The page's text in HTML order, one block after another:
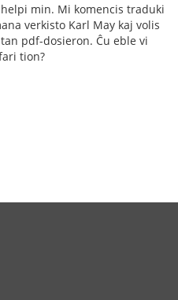
min. Mi komencis traduki
verkisto Karl May kaj volis
pdf-dosieron. Ĉu eble vi
tion?